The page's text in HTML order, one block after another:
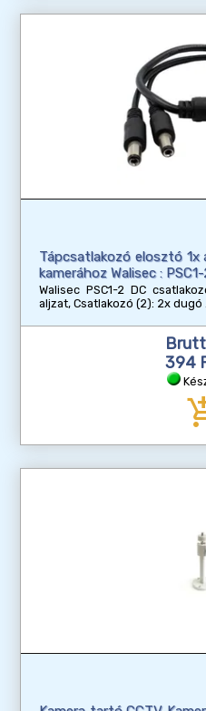
Tápcsatlakozó elosztó
kamerához Walisec :
Walisec PSC1-2 DC
aljzat, Csatlakozó (2): 2x dugó
394